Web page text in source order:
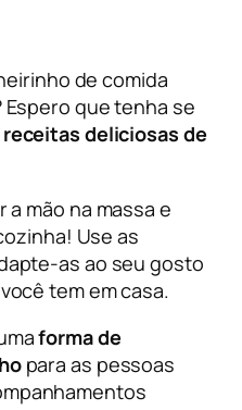
de comida
que tenha se
receitas deliciosas de
mão na massa e
Use as
as ao seu gosto
tem em casa.
forma de
para as pessoas